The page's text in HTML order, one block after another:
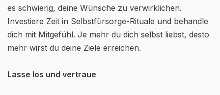
es schwierig, deine Wünsche zu verwirklichen.
Investiere Zeit in Selbstfürsorge-Rituale und behandle
dich mit Mitgefühl. Je mehr du dich selbst liebst, desto
mehr wirst du deine Ziele erreichen.
Lasse los und vertraue